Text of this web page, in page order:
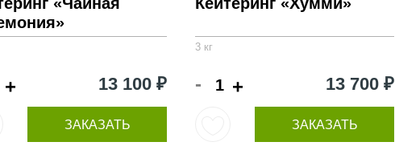
+ 13 100 ₽
ЗАКАЗАТЬ
3 кг
- + 13 700 ₽
ЗАКАЗАТЬ